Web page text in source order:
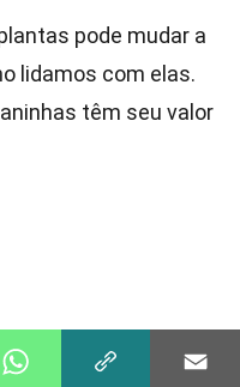
pode mudar a
lidamos com elas.
têm seu valor